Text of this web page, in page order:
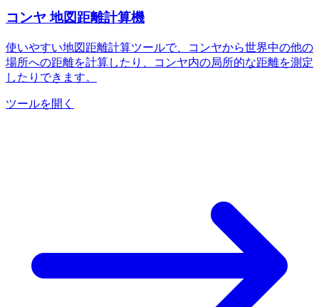
コンヤ 地図距離計算機
使いやすい地図距離計算ツールで、コンヤから世界中の他の
場所への距離を計算したり、コンヤ内の局所的な距離を測定
したりできます。
ツールを開く